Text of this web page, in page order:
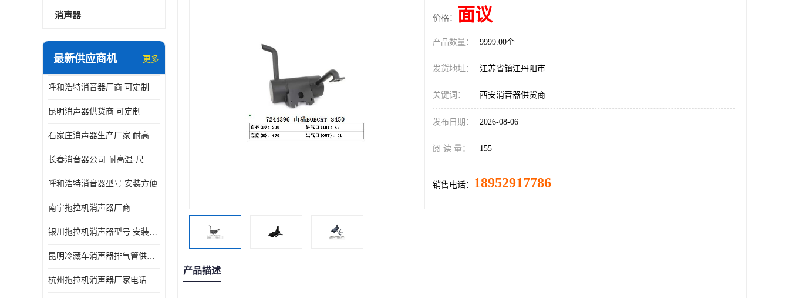
消声器
最新供应商机 更多
呼和浩特消音器厂商 可定制
昆明消声器供货商 可定制
石家庄消声器生产厂家 耐高温-尺寸可定制
长春消音器公司 耐高温-尺寸可定制
呼和浩特消音器型号 安装方便
南宁拖拉机消声器厂商
银川拖拉机消声器型号 安装方便
昆明冷藏车消声器排气管供货商 可定制
杭州拖拉机消声器厂家电话
价格： 面议
产品数量： 9999.00个
发货地址： 江苏省镇江丹阳市
关键词： 西安消音器供货商
发布日期： 2026-08-06
阅 读 量： 155
销售电话： 18952917786
产品描述